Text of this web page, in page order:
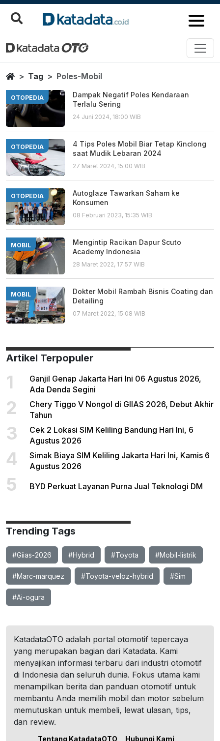
Poles Mobil
Berita Terbaru
HomeTag Poles-Mobil
OTOPEDIA
Dampak Negatif Poles Kendaraan
Terlalu Sering
24 Juni 2024, 18:00 WIB
OTOPEDIA
4 Tips Poles Mobil Biar Tetap Kinclong
saat Mudik Lebaran 2024
27 Maret 2024, 15:00 WIB
OTOPEDIA
Autoglaze Tawarkan Saham ke
Konsumen
08 Februari 2023, 15:35 WIB
MOBIL
Mengintip Racikan Dapur Scuto
Academy Indonesia
28 Maret 2022, 17:57 WIB
MOBIL
Dokter Mobil Rambah Bisnis Coating dan
Detailing
07 Maret 2022, 15:08 WIB
Artikel Terpopuler
1
Ganjil Genap Jakarta Hari Ini 06 Agustus 2026,
Ada Denda Segini
2
Chery Tiggo V Nongol di GIIAS 2026, Debut Akhir
Tahun
3
Cek 2 Lokasi SIM Keliling Bandung Hari Ini, 6
Agustus 2026
4
Simak Biaya SIM Keliling Jakarta Hari Ini, Kamis 6
Agustus 2026
5 BYD Perkuat Layanan Purna Jual Teknologi DM
Trending Tags
#Giias-2026 #Hybrid #Toyota #Mobil-listrik
#Marc-marquez #Toyota-veloz-hybrid #Sim
#Ai-ogura
KatadataOTO adalah portal otomotif tepercaya
yang merupakan bagian dari Katadata. Kami
menyajikan informasi terbaru dari industri otomotif
di Indonesia dan seluruh dunia. Fokus utama kami
menampilkan berita dan panduan otomotif untuk
membantu Anda memilih mobil dan motor sebelum
memutuskan untuk membeli, lewat ulasan, tips,
dan review.
Tentang KatadataOTO Hubungi Kami